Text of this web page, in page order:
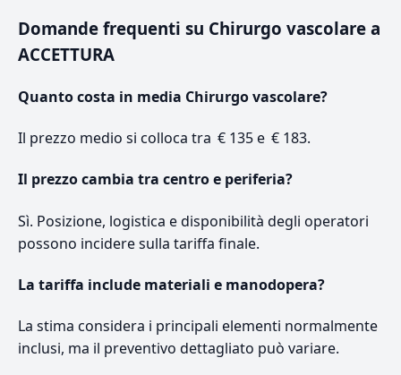
Domande frequenti su Chirurgo vascolare a
ACCETTURA
Quanto costa in media Chirurgo vascolare?
Il prezzo medio si colloca tra € 135 e € 183.
Il prezzo cambia tra centro e periferia?
Sì. Posizione, logistica e disponibilità degli operatori
possono incidere sulla tariffa finale.
La tariffa include materiali e manodopera?
La stima considera i principali elementi normalmente
inclusi, ma il preventivo dettagliato può variare.